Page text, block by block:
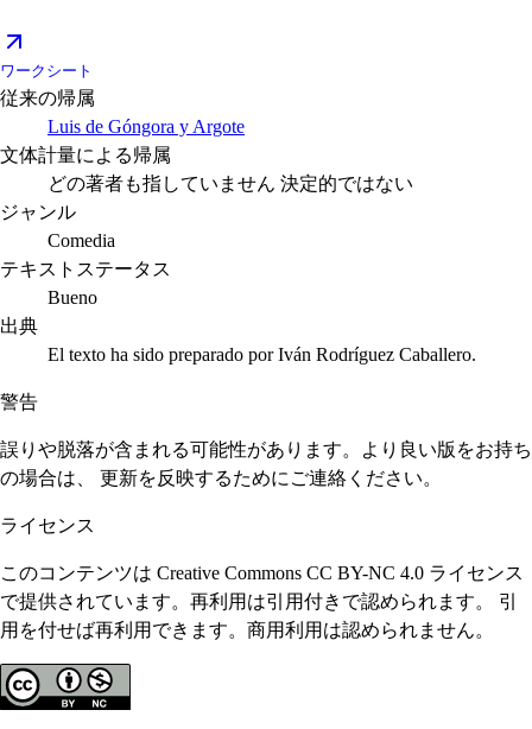
ワークシート
従来の帰属
Luis de Góngora y Argote
文体計量による帰属
どの著者も指していません 決定的ではない
ジャンル
Comedia
テキストステータス
Bueno
出典
El texto ha sido preparado por Iván Rodríguez Caballero.
警告
誤りや脱落が含まれる可能性があります。より良い版をお持ち
の場合は、 更新を反映するためにご連絡ください。
ライセンス
このコンテンツは Creative Commons CC BY-NC 4.0 ライセンス
で提供されています。再利用は引用付きで認められます。 引
用を付せば再利用できます。商用利用は認められません。